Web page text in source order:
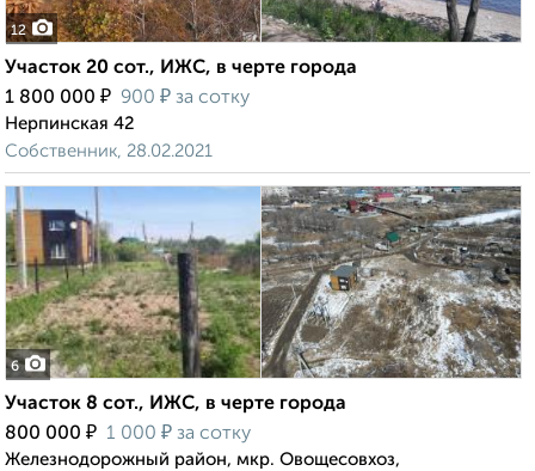
12
Участок 20 сот., ИЖС, в черте города
1 800 000 ₽ 900 ₽ за сотку
Нерпинская 42
Собственник, 28.02.2021
6
Участок 8 сот., ИЖС, в черте города
800 000 ₽ 1 000 ₽ за сотку
Железнодорожный район, мкр. Овощесовхоз,